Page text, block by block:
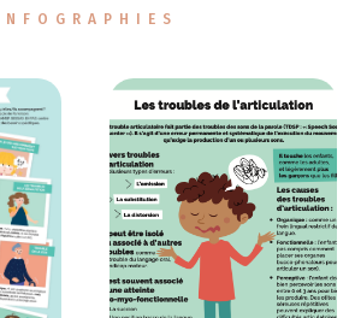
INFOGRAPHIES